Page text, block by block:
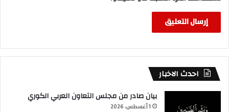
احدث الاخبار
بيان صادر من مجلس التعاون العربي الكوري
1 أغسطس، 2026